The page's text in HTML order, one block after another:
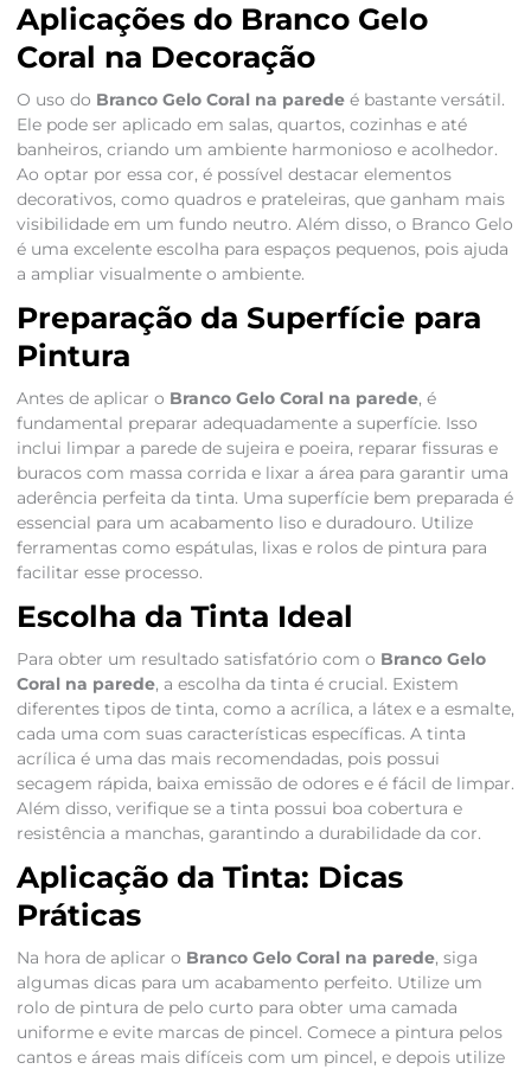
Aplicações do Branco Gelo
Coral na Decoração
O uso do Branco Gelo Coral na paredeé bastante versátil.
Ele pode ser aplicado em salas, quartos, cozinhas e até
banheiros, criando um ambiente harmonioso e acolhedor.
Ao optar por essa cor, é possível destacar elementos
decorativos, como quadros e prateleiras, que ganham mais
visibilidade em um fundo neutro. Além disso, o Branco Gelo
é uma excelente escolha para espaços pequenos, pois ajuda
a ampliar visualmente o ambiente.
Preparação da Superfície para
Pintura
Antes de aplicar o Branco Gelo Coral na parede, é
fundamental preparar adequadamente a superfície. Isso
inclui limpar a parede de sujeira e poeira, reparar fissuras e
buracos com massa corrida e lixar a área para garantir uma
aderência perfeita da tinta. Uma superfície bem preparada é
essencial para um acabamento liso e duradouro. Utilize
ferramentas como espátulas, lixas e rolos de pintura para
facilitar esse processo.
Escolha da Tinta Ideal
Para obter um resultado satisfatório com o Branco Gelo
Coral na parede, a escolha da tinta é crucial. Existem
diferentes tipos de tinta, como a acrílica, a látex e a esmalte,
cada uma com suas características específicas. A tinta
acrílica é uma das mais recomendadas, pois possui
secagem rápida, baixa emissão de odores e é fácil de limpar.
Além disso, verifique se a tinta possui boa cobertura e
resistência a manchas, garantindo a durabilidade da cor.
Aplicação da Tinta: Dicas
Práticas
Na hora de aplicar o Branco Gelo Coral na parede, siga
algumas dicas para um acabamento perfeito. Utilize um
rolo de pintura de pelo curto para obter uma camada
uniforme e evite marcas de pincel. Comece a pintura pelos
cantos e áreas mais difíceis com um pincel, e depois utilize